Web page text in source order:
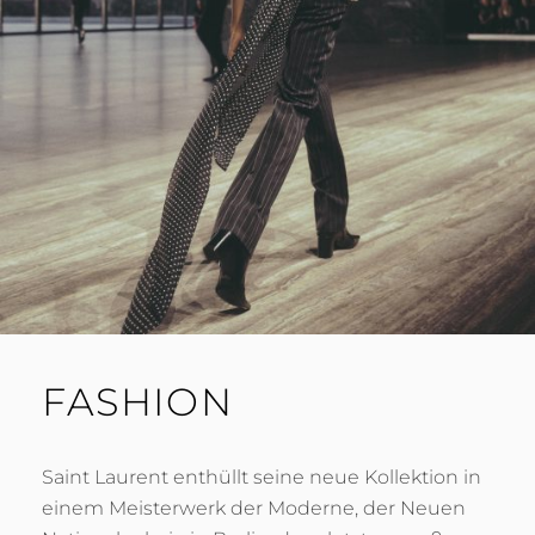
FASHION
Saint Laurent enthüllt seine neue Kollektion in
einem Meisterwerk der Moderne, der Neuen